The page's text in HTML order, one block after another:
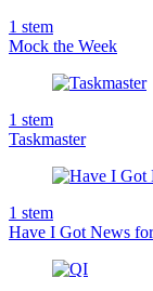
1 stem
Mock the Week
1 stem
Taskmaster
1 stem
Have I Got News